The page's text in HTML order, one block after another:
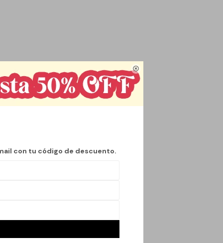

con tu código de descuento.
para el
cm de largo, 13
variedad de
tus objetos